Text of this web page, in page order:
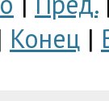
Конец |